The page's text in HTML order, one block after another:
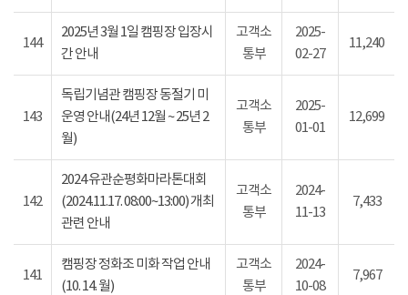
144
2025년 3월 1일 캠핑장 입장시
간 안내
고객소
통부
2025-
02-27
11,240
143
독립기념관 캠핑장 동절기 미
운영 안내(24년 12월 ~ 25년 2
월)
고객소
통부
2025-
01-01
12,699
142
2024 유관순평화마라톤대회
(2024.11.17. 08:00~13:00) 개최
관련 안내
고객소
통부
2024-
11-13
7,433
141
캠핑장 정화조 미화 작업 안내
(10. 14. 월)
고객소
통부
2024-
10-08
7,967